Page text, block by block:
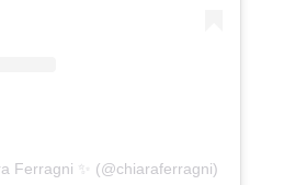
Ferragni ✨ (@chiaraferragni)